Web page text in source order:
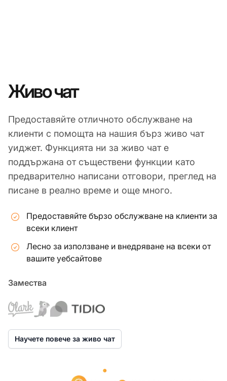
Живо чат
Предоставяйте отличното обслужване на
клиенти с помощта на нашия бърз живо чат
уиджет. Функцията ни за живо чат е
поддържана от съществени функции като
предварително написани отговори, преглед на
писане в реално време и още много.
Предоставяйте бързо обслужване на клиенти за
всеки клиент
Лесно за използване и внедряване на всеки от
вашите уебсайтове
Замества
Научете повече за живо чат